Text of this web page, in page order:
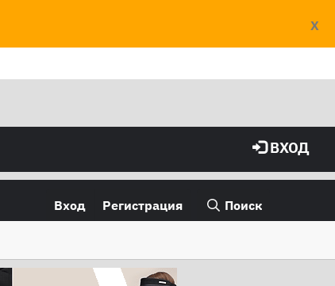
X
ВХОД
Вход Регистрация Поиск